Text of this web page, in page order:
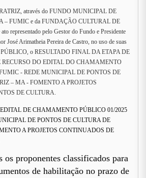
através do FUNDO MUNICIPAL DE
– FUMIC e da FUNDAÇÃO CULTURAL DE
representado pelo Gestor do Fundo e Presidente
José Arimatheia Pereira de Castro, no uso de suas
PÚBLICO, o RESULTADO FINAL DA ETAPA DE
RECURSO DO EDITAL DO CHAMAMENTO
- REDE MUNICIPAL DE PONTOS DE
– MA - FOMENTO A PROJETOS
DE CULTURA.
EDITAL DE CHAMAMENTO PÚBLICO 01/2025
DE PONTOS DE CULTURA DE
A PROJETOS CONTINUADOS DE
os proponentes classificados para
de habilitação no prazo de